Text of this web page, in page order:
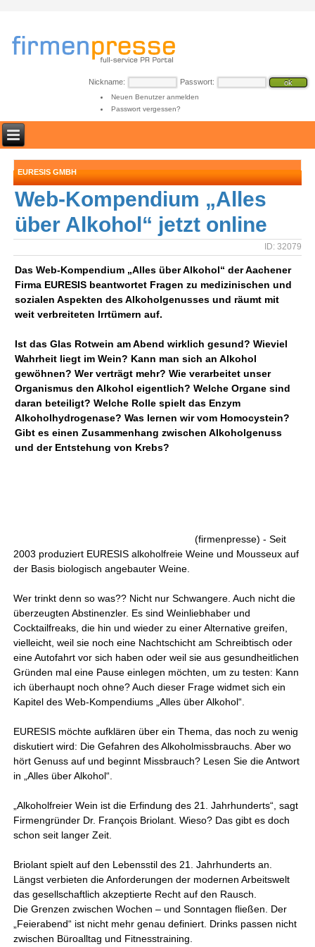
Nickname: Passwort:
Neuen Benutzer anmelden
Passwort vergessen?
EURESIS GMBH
Web-Kompendium „Alles
über Alkohol“ jetzt online
ID: 32079
Das Web-Kompendium „Alles über Alkohol“ der Aachener
Firma EURESIS beantwortet Fragen zu medizinischen und
sozialen Aspekten des Alkoholgenusses und räumt mit
weit verbreiteten Irrtümern auf.
Ist das Glas Rotwein am Abend wirklich gesund? Wieviel
Wahrheit liegt im Wein? Kann man sich an Alkohol
gewöhnen? Wer verträgt mehr? Wie verarbeitet unser
Organismus den Alkohol eigentlich? Welche Organe sind
daran beteiligt? Welche Rolle spielt das Enzym
Alkoholhydrogenase? Was lernen wir vom Homocystein?
Gibt es einen Zusammenhang zwischen Alkoholgenuss
und der Entstehung von Krebs?
(firmenpresse) - Seit
2003 produziert EURESIS alkoholfreie Weine und Mousseux auf
der Basis biologisch angebauter Weine.
Wer trinkt denn so was?? Nicht nur Schwangere. Auch nicht die
überzeugten Abstinenzler. Es sind Weinliebhaber und
Cocktailfreaks, die hin und wieder zu einer Alternative greifen,
vielleicht, weil sie noch eine Nachtschicht am Schreibtisch oder
eine Autofahrt vor sich haben oder weil sie aus gesundheitlichen
Gründen mal eine Pause einlegen möchten, um zu testen: Kann
ich überhaupt noch ohne? Auch dieser Frage widmet sich ein
Kapitel des Web-Kompendiums „Alles über Alkohol“.
EURESIS möchte aufklären über ein Thema, das noch zu wenig
diskutiert wird: Die Gefahren des Alkoholmissbrauchs. Aber wo
hört Genuss auf und beginnt Missbrauch? Lesen Sie die Antwort
in „Alles über Alkohol“.
„Alkoholfreier Wein ist die Erfindung des 21. Jahrhunderts“, sagt
Firmengründer Dr. François Briolant. Wieso? Das gibt es doch
schon seit langer Zeit.
Briolant spielt auf den Lebensstil des 21. Jahrhunderts an.
Längst verbieten die Anforderungen der modernen Arbeitswelt
das gesellschaftlich akzeptierte Recht auf den Rausch.
Die Grenzen zwischen Wochen – und Sonntagen fließen. Der
„Feierabend“ ist nicht mehr genau definiert. Drinks passen nicht
zwischen Büroalltag und Fitnesstraining.